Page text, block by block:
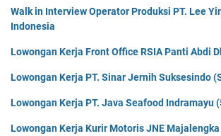
Walk in Interview Operator Produksi PT. Lee
Indonesia
Lowongan Kerja Front Office RSIA Panti Abdi
Lowongan Kerja PT. Sinar Jernih Suksesindo
Lowongan Kerja PT. Java Seafood Indramayu
Lowongan Kerja Kurir Motoris JNE Majalengka